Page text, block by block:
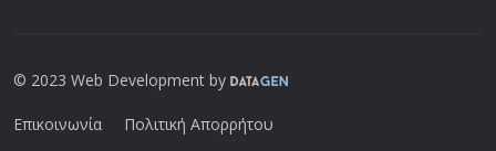
© 2023 Web Development by
Επικοινωνία Πολιτική Απορρήτου